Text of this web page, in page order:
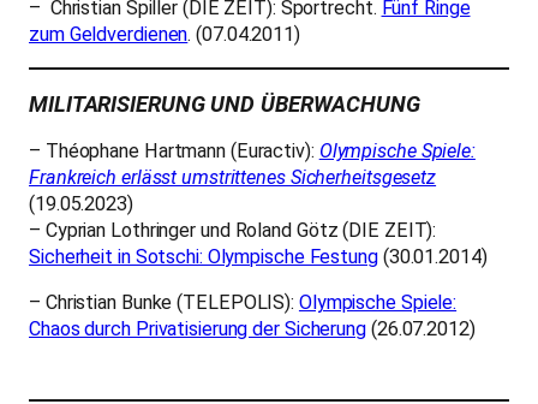
– Christian Spiller (DIE ZEIT): Sportrecht. Fünf Ringe
zum Geldverdienen. (07.04.2011)
MILITARISIERUNG UND ÜBERWACHUNG
– Théophane Hartmann (Euractiv): Olympische Spiele:
Frankreich erlässt umstrittenes Sicherheitsgesetz
(19.05.2023)
– Cyprian Lothringer und Roland Götz (DIE ZEIT):
Sicherheit in Sotschi: Olympische Festung(30.01.2014)
– Christian Bunke (TELEPOLIS): Olympische Spiele:
Chaos durch Privatisierung der Sicherung (26.07.2012)